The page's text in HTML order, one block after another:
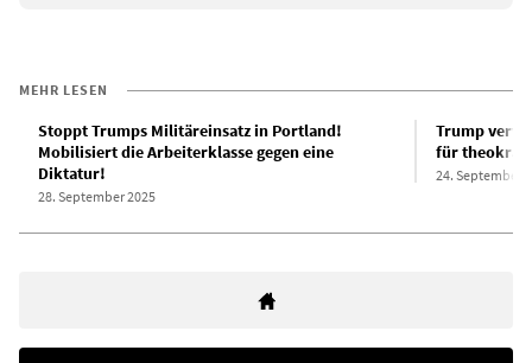
MEHR LESEN
Stoppt Trumps Militäreinsatz in Portland!
Mobilisiert die Arbeiterklasse gegen eine
Diktatur!
28. September 2025
Trump
für
24. September